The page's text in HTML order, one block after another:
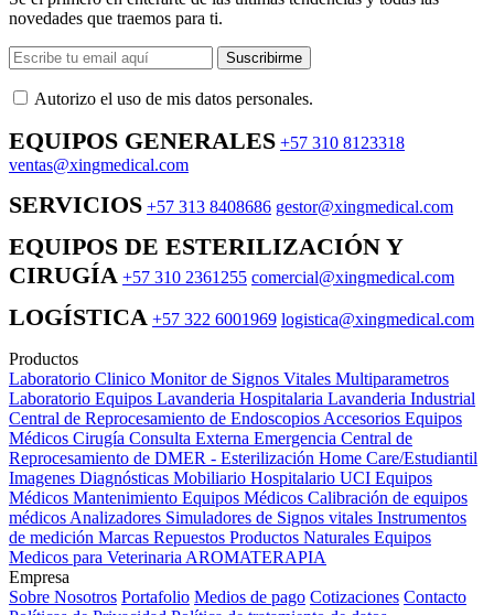
novedades que traemos para ti.
Suscribirme
Autorizo ​​el uso de mis datos personales.
EQUIPOS GENERALES +57 310 8123318
ventas@xingmedical.com
SERVICIOS +57 313 8408686 gestor@xingmedical.com
EQUIPOS DE ESTERILIZACIÓN Y
CIRUGÍA +57 310 2361255 comercial@xingmedical.com
LOGÍSTICA +57 322 6001969 logistica@xingmedical.com
Productos
Laboratorio Clinico Monitor de Signos Vitales Multiparametros
Laboratorio Equipos Lavanderia Hospitalaria Lavanderia Industrial
Central de Reprocesamiento de Endoscopios Accesorios Equipos
Médicos Cirugía Consulta Externa Emergencia Central de
Reprocesamiento de DMER - Esterilización Home Care/Estudiantil
Imagenes Diagnósticas Mobiliario Hospitalario UCI Equipos
Médicos Mantenimiento Equipos Médicos Calibración de equipos
médicos Analizadores Simuladores de Signos vitales Instrumentos
de medición Marcas Repuestos Productos Naturales Equipos
Medicos para Veterinaria AROMATERAPIA
Empresa
Sobre Nosotros Portafolio Medios de pago Cotizaciones Contacto